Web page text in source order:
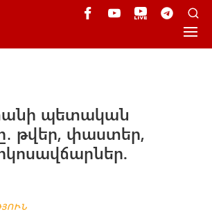
պետական
թվեր, փաստեր,